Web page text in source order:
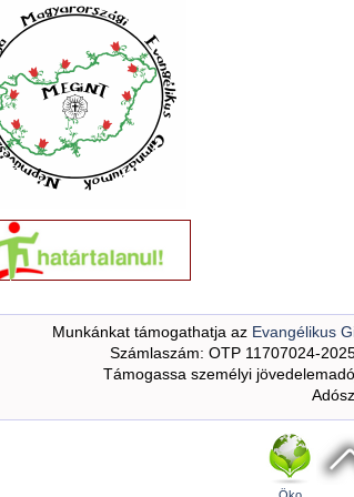
Munkánkat támogathatja az Evangélikus
Számlaszám: OTP 11707024-
Támogassa személyi